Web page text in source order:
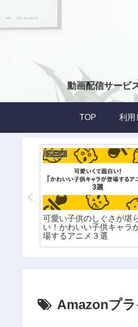
動画配信サービ
TOP 利用
アニメ
可愛い子供のしぐさが堪
い！かわいい子供キャラ
場するアニメ３選
Amazonプ